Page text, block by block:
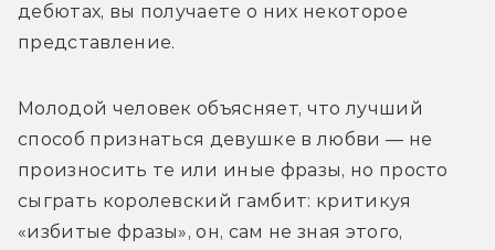
дебютах, вы получаете о них некоторое
представление.
Молодой человек объясняет, что лучший
способ признаться девушке в любви — не
произносить те или иные фразы, но просто
сыграть королевский гамбит: критикуя
«избитые фразы», он, сам не зная этого,